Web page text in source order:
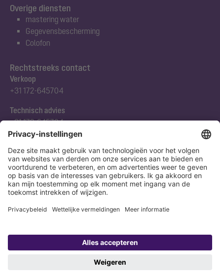
Rechtstreeks contact
Verkoop
+31 172-645704
Technisch advies
+31 172-645704
Abonneert u zich op onze nieuwsbrief
Nu aanmelden
Overige diensten
mastering water
Gegevensbescherming
Colofon
Copyright 1998-2026 KESSEL SE + Co. KG, Bahnhofstraße 31, 85101 Lenting,
Verklaring Colofon